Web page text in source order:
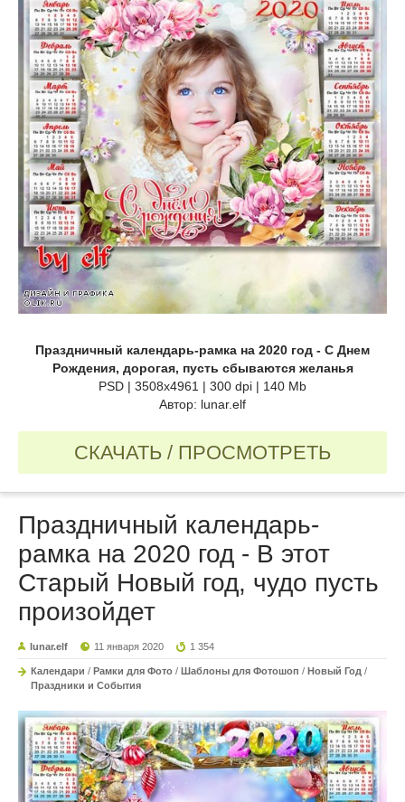
Праздничный календарь-рамка на 2020 год - С Днем
Рождения, дорогая, пусть сбываются желанья
PSD | 3508x4961 | 300 dpi | 140 Mb
Автор: lunar.elf
СКАЧАТЬ / ПРОСМОТРЕТЬ
Праздничный календарь-
рамка на 2020 год - В этот
Старый Новый год, чудо пусть
произойдет
lunar.elf 11 января 2020 1 354
Календари / Рамки для Фото / Шаблоны для Фотошоп / Новый Год /
Праздники и События